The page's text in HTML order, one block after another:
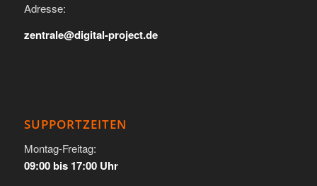
Adresse:
zentrale@digital-project.de
SUPPORTZEITEN
Montag-Freitag:
09:00 bis 17:00 Uhr